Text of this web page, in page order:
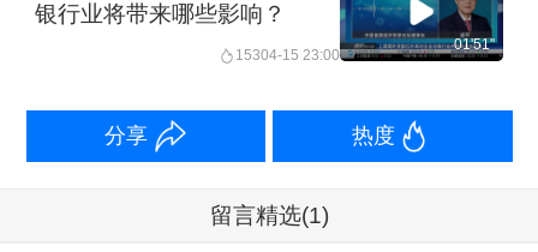
银行业将带来哪些影响？
15304-15 23:00
01'51''
分享 热度
留言精选(1)